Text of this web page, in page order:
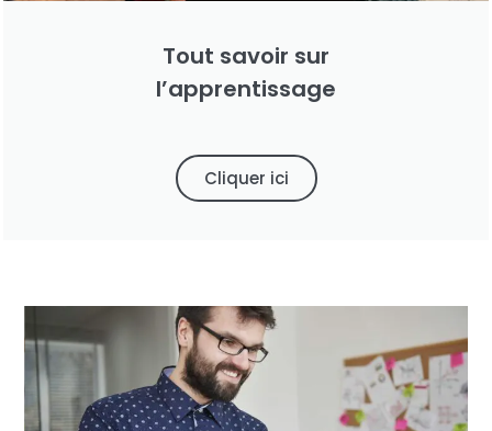
Tout savoir sur
l’apprentissage
Cliquer ici